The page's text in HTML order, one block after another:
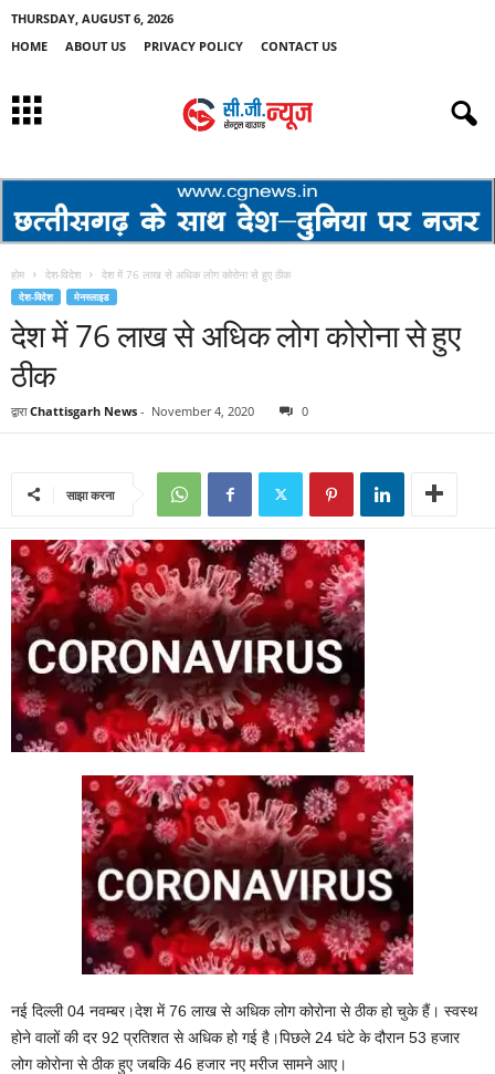
THURSDAY, AUGUST 6, 2026
HOME
ABOUT US PRIVACY POLICY CONTACT US
होम देश-विदेश देश में 76 लाख से अधिक लोग कोरोना से हुए ठीक
देश-विदेश मेनस्लाइड
देश में 76 लाख से अधिक लोग कोरोना से हुए
ठीक
द्वारा Chattisgarh News - November 4, 2020 0
साझा करना
नई दिल्ली 04 नवम्बर।देश में 76 लाख से अधिक लोग कोरोना से ठीक हो चुके हैं। स्‍वस्‍थ
होने वालों की दर 92‍ प्रतिशत से अधिक हो गई है।पिछले 24 घंटे के दौरान 53 हजार
लोग कोरोना से ठीक हुए जबकि 46 हजार नए मरीज सामने आए।